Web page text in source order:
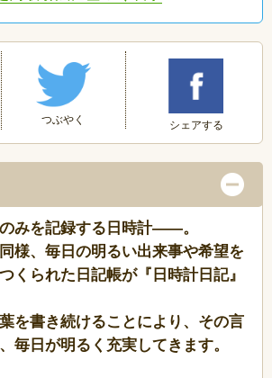
つぶやく シェアする
みを記録する日時計――。
様、毎日の明るい出来事や希望を
くられた日記帳が『日時計日記』
を書き続けることにより、その言
毎日が明るく充実してきます。